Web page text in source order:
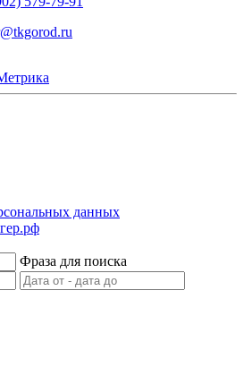
данных
Фраза для поиска